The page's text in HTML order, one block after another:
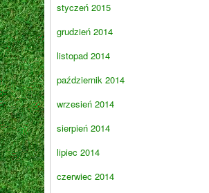
styczeń 2015
grudzień 2014
listopad 2014
październik 2014
wrzesień 2014
sierpień 2014
lipiec 2014
czerwiec 2014